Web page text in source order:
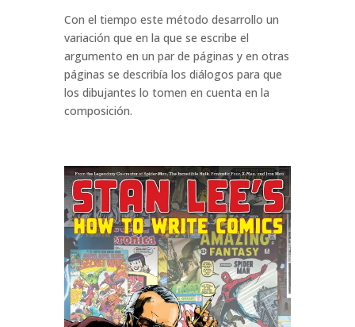
Con el tiempo este método desarrollo un
variación que en la que se escribe el
argumento en un par de páginas y en otras
páginas se describía los diálogos para que
los dibujantes lo tomen en cuenta en la
composición.